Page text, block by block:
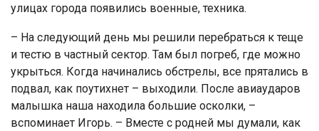
улицах города появились военные, техника.
– На следующий день мы решили перебраться к теще
и тестю в частный сектор. Там был погреб, где можно
укрыться. Когда начинались обстрелы, все прятались в
подвал, как поутихнет – выходили. После авиаударов
малышка наша находила большие осколки, –
вспоминает Игорь. – Вместе с родней мы думали, как